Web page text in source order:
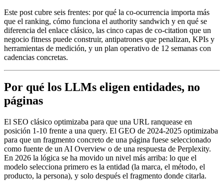
Este post cubre seis frentes: por qué la co-ocurrencia importa más
que el ranking, cómo funciona el authority sandwich y en qué se
diferencia del enlace clásico, las cinco capas de co-citation que un
negocio fitness puede construir, antipatrones que penalizan, KPIs y
herramientas de medición, y un plan operativo de 12 semanas con
cadencias concretas.
Por qué los LLMs eligen entidades, no
páginas
El SEO clásico optimizaba para que una URL ranquease en
posición 1-10 frente a una query. El GEO de 2024-2025 optimizaba
para que un fragmento concreto de una página fuese seleccionado
como fuente de un AI Overview o de una respuesta de Perplexity.
En 2026 la lógica se ha movido un nivel más arriba: lo que el
modelo selecciona primero es la entidad (la marca, el método, el
producto, la persona), y solo después el fragmento donde citarla.